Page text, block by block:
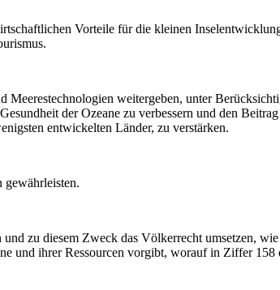
Vorteile für die kleinen
Meerestechnologien weitergeben, unter
der Ozeane zu verbessern und den
entwickelten Länder, zu verstärken.
gewährleisten.
zu diesem Zweck das Völkerrecht umsetzen,
und ihrer Ressourcen vorgibt, worauf in Ziffer